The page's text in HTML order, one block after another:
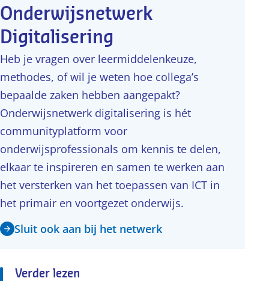
Onderwijsnetwerk
Digitalisering
Heb je vragen over leermiddelenkeuze,
methodes, of wil je weten hoe collega’s
bepaalde zaken hebben aangepakt?
Onderwijsnetwerk digitalisering is hét
communityplatform voor
onderwijsprofessionals om kennis te delen,
elkaar te inspireren en samen te werken aan
het versterken van het toepassen van ICT in
het primair en voortgezet onderwijs.
Sluit ook aan bij het netwerk
Verder lezen